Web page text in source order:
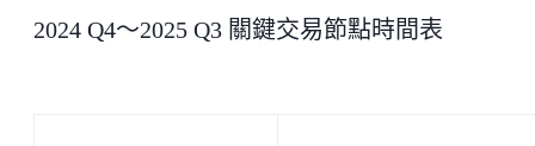
2024 Q4～2025 Q3 關鍵交易節點時間表